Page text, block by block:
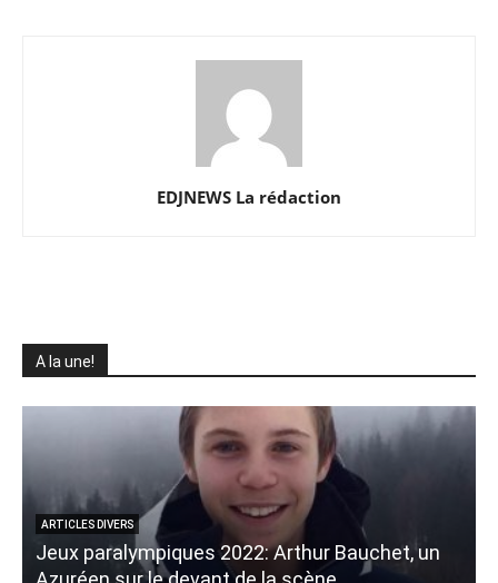
EDJNEWS La rédaction
A la une!
ARTICLES DIVERS
Jeux paralympiques 2022: Arthur Bauchet, un